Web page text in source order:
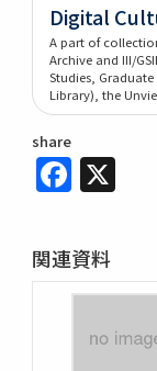
Digital
A part of
Archive and III/
Studies,
Library), the
share
関連資料